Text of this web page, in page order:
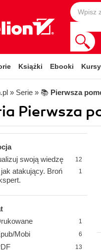
Książki Ebooki
» Serie » 📚 Pierwsza
Pierwsza
swoją wiedzę
12
atakujący. Broń
1
1
Mobi 6
13